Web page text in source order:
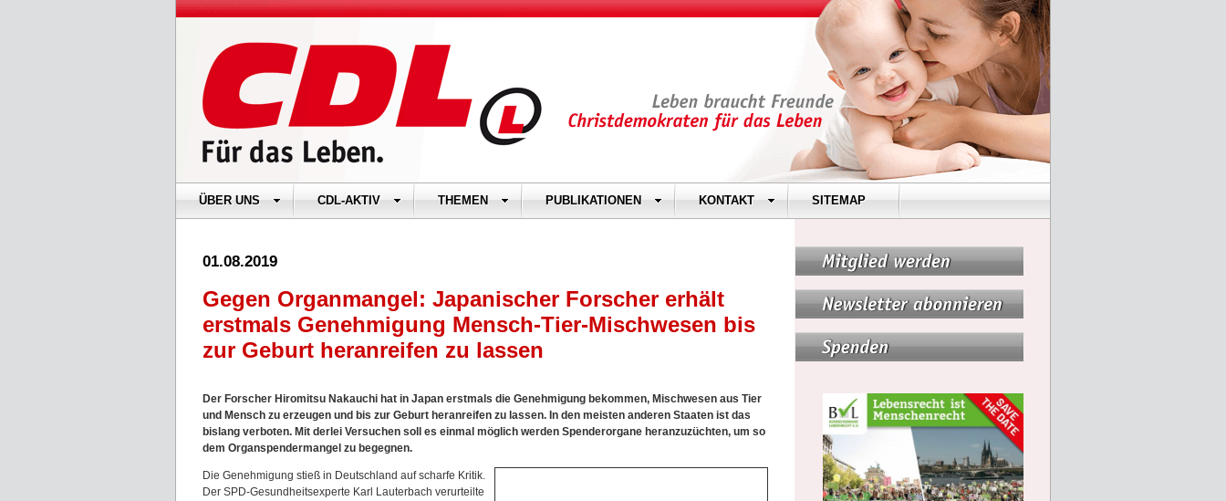
ÜBER UNS CDL-AKTIV THEMEN PUBLIKATIONEN KONTAKT SITEMAP
01.08.2019
Gegen Organmangel: Japanischer Forscher erhält
erstmals Genehmigung Mensch-Tier-Mischwesen bis
zur Geburt heranreifen zu lassen
Der Forscher Hiromitsu Nakauchi hat in Japan erstmals die Genehmigung bekommen, Mischwesen aus Tier
und Mensch zu erzeugen und bis zur Geburt heranreifen zu lassen. In den meisten anderen Staaten ist das
bislang verboten. Mit derlei Versuchen soll es einmal möglich werden Spenderorgane heranzuzüchten, um so
dem Organspendermangel zu begegnen.
Die Genehmigung stieß in Deutschland auf scharfe Kritik.
Der SPD-Gesundheitsexperte Karl Lauterbach verurteilte